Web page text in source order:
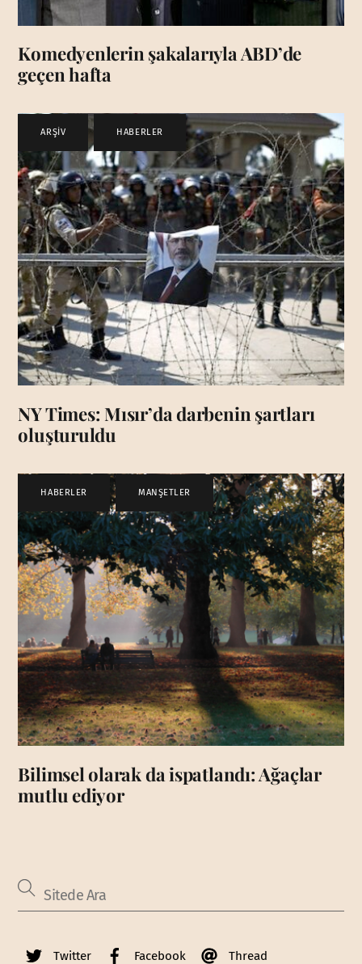
Komedyenlerin şakalarıyla ABD’de
geçen hafta
ARŞİV , HABERLER
NY Times: Mısır’da darbenin şartları
oluşturuldu
HABERLER , MANŞETLER
Bilimsel olarak da ispatlandı: Ağaçlar
mutlu ediyor
Twitter Facebook Thread